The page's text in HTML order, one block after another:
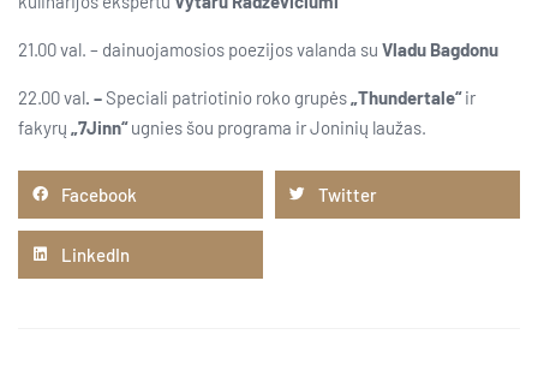
21.00 val. – dainuojamosios poezijos valanda su Vladu Bagdonu
22.00 val. – Speciali patriotinio roko grupės„Thundertale“ir
fakyrų „7Jinn“ugnies šou programa ir Joninių laužas.
Facebook Twitter
LinkedIn